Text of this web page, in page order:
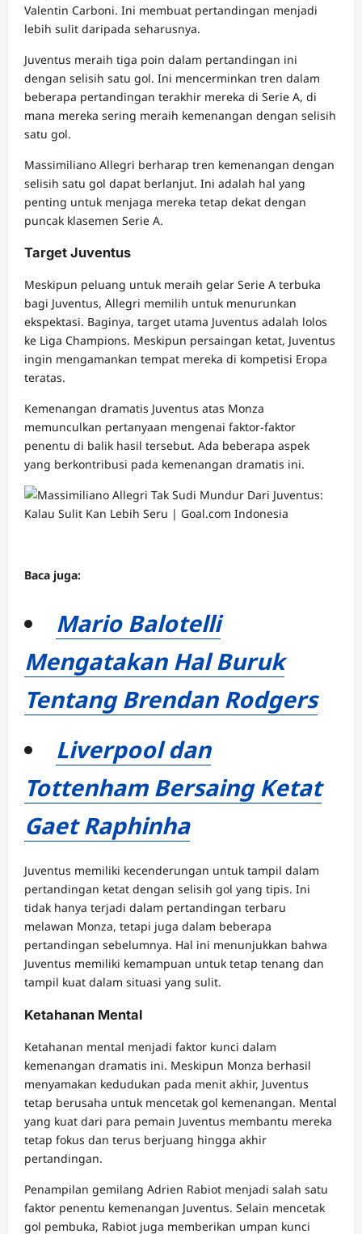
Valentin Carboni. Ini membuat pertandingan menjadi
lebih sulit daripada seharusnya.
Juventus meraih tiga poin dalam pertandingan ini
dengan selisih satu gol. Ini mencerminkan tren dalam
beberapa pertandingan terakhir mereka di Serie A, di
mana mereka sering meraih kemenangan dengan selisih
satu gol.
Massimiliano Allegri berharap tren kemenangan dengan
selisih satu gol dapat berlanjut. Ini adalah hal yang
penting untuk menjaga mereka tetap dekat dengan
puncak klasemen Serie A.
Target Juventus
Meskipun peluang untuk meraih gelar Serie A terbuka
bagi Juventus, Allegri memilih untuk menurunkan
ekspektasi. Baginya, target utama Juventus adalah lolos
ke Liga Champions. Meskipun persaingan ketat, Juventus
ingin mengamankan tempat mereka di kompetisi Eropa
teratas.
Kemenangan dramatis Juventus atas Monza
memunculkan pertanyaan mengenai faktor-faktor
penentu di balik hasil tersebut. Ada beberapa aspek
yang berkontribusi pada kemenangan dramatis ini.
Baca juga:
Mario Balotelli
Mengatakan Hal Buruk
Tentang Brendan Rodgers
Liverpool dan
Tottenham Bersaing Ketat
Gaet Raphinha
Juventus memiliki kecenderungan untuk tampil dalam
pertandingan ketat dengan selisih gol yang tipis. Ini
tidak hanya terjadi dalam pertandingan terbaru
melawan Monza, tetapi juga dalam beberapa
pertandingan sebelumnya. Hal ini menunjukkan bahwa
Juventus memiliki kemampuan untuk tetap tenang dan
tampil kuat dalam situasi yang sulit.
Ketahanan Mental
Ketahanan mental menjadi faktor kunci dalam
kemenangan dramatis ini. Meskipun Monza berhasil
menyamakan kedudukan pada menit akhir, Juventus
tetap berusaha untuk mencetak gol kemenangan. Mental
yang kuat dari para pemain Juventus membantu mereka
tetap fokus dan terus berjuang hingga akhir
pertandingan.
Penampilan gemilang Adrien Rabiot menjadi salah satu
faktor penentu kemenangan Juventus. Selain mencetak
gol pembuka, Rabiot juga memberikan umpan kunci